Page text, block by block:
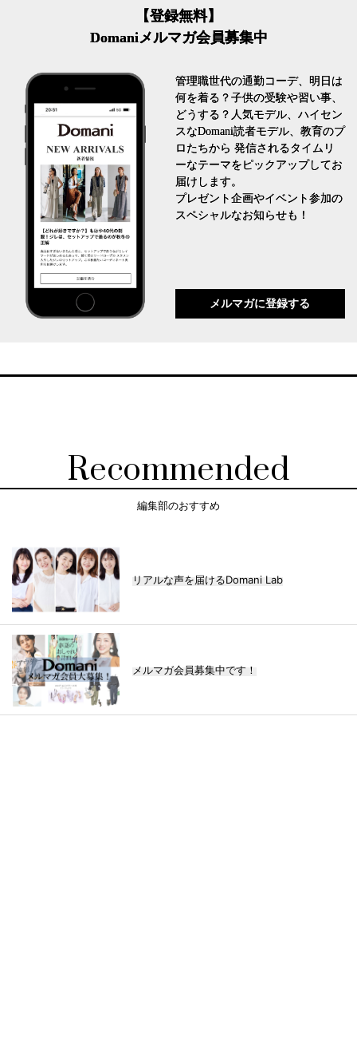
【登録無料】
Domaniメルマガ会員募集中
管理職世代の通勤コーデ、明日は
何を着る？子供の受験や習い事、
どうする？人気モデル、ハイセン
スなDomani読者モデル、教育のプ
ロたちから 発信されるタイムリ
ーなテーマをピックアップしてお
届けします。
プレゼント企画やイベント参加の
スペシャルなお知らせも！
メルマガに登録する
Recommended
編集部のおすすめ
リアルな声を届けるDomani Lab
メルマガ会員募集中です！